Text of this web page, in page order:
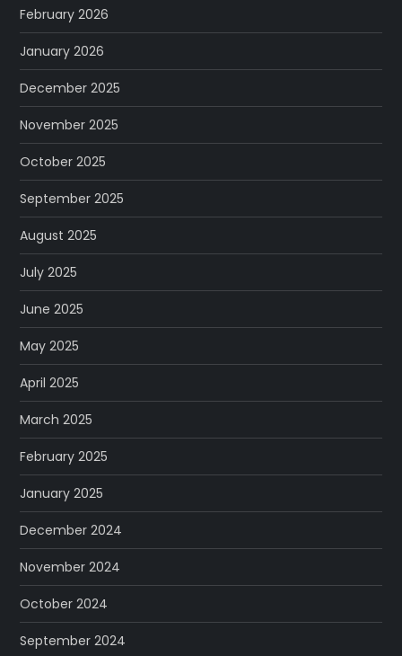
February 2026
January 2026
December 2025
November 2025
October 2025
September 2025
August 2025
July 2025
June 2025
May 2025
April 2025
March 2025
February 2025
January 2025
December 2024
November 2024
October 2024
September 2024